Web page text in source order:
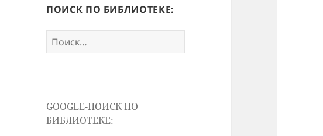
ПОИСК ПО БИБЛИОТЕКЕ:
Найти:
GOOGLE-ПОИСК ПО
БИБЛИОТЕКЕ: